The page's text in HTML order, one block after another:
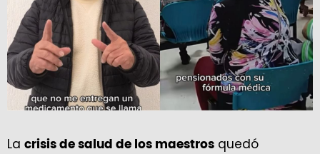
La crisis de salud de los maestros quedó